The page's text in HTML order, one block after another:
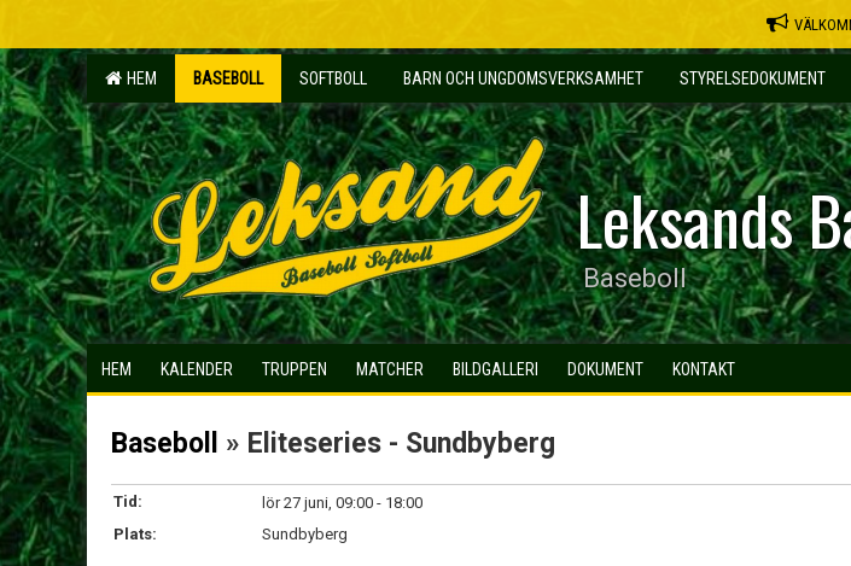
HEM BASEBOLL SOFTBOLL BARN OCH UNGDOMSVERKSAMHET STYRELSEDOKUMENT
Leksands
Baseboll
HEM KALENDER TRUPPEN MATCHER BILDGALLERI DOKUMENT KONTAKT
Baseboll » Eliteseries - Sundbyberg
Tid:
lör 27 juni, 09:00 - 18:00
Plats:
Sundbyberg